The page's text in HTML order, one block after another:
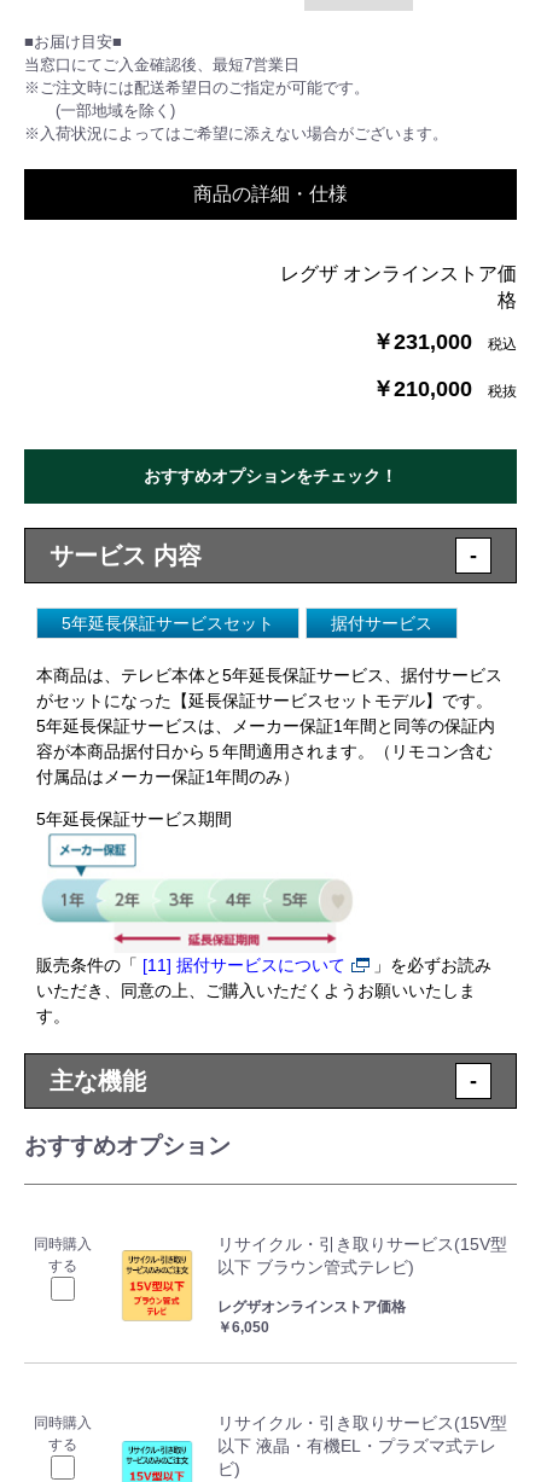
■お届け目安■
当窓口にてご入金確認後、最短7営業日
※ご注文時には配送希望日のご指定が可能です。
(一部地域を除く)
※入荷状況によってはご希望に添えない場合がございます。
商品の詳細・仕様
レグザ オンラインストア価
格
￥231,000 税込
￥210,000 税抜
おすすめオプションをチェック！
サービス 内容 -
5年延長保証サービスセット 据付サービス
本商品は、テレビ本体と5年延長保証サービス、据付サービス
がセットになった【延長保証サービスセットモデル】です。
5年延長保証サービスは、メーカー保証1年間と同等の保証内
容が本商品据付日から５年間適用されます。（リモコン含む
付属品はメーカー保証1年間のみ）
5年延長保証サービス期間
販売条件の「 [11] 据付サービスについて
」を必ずお読み
いただき、同意の上、ご購入いただくようお願いいたしま
す。
主な機能 -
おすすめオプション
同時購入
する
リサイクル・引き取りサービス(15V型
以下 ブラウン管式テレビ)
レグザオンラインストア価格
￥6,050
同時購入
する
リサイクル・引き取りサービス(15V型
以下 液晶・有機EL・プラズマ式テレ
ビ)